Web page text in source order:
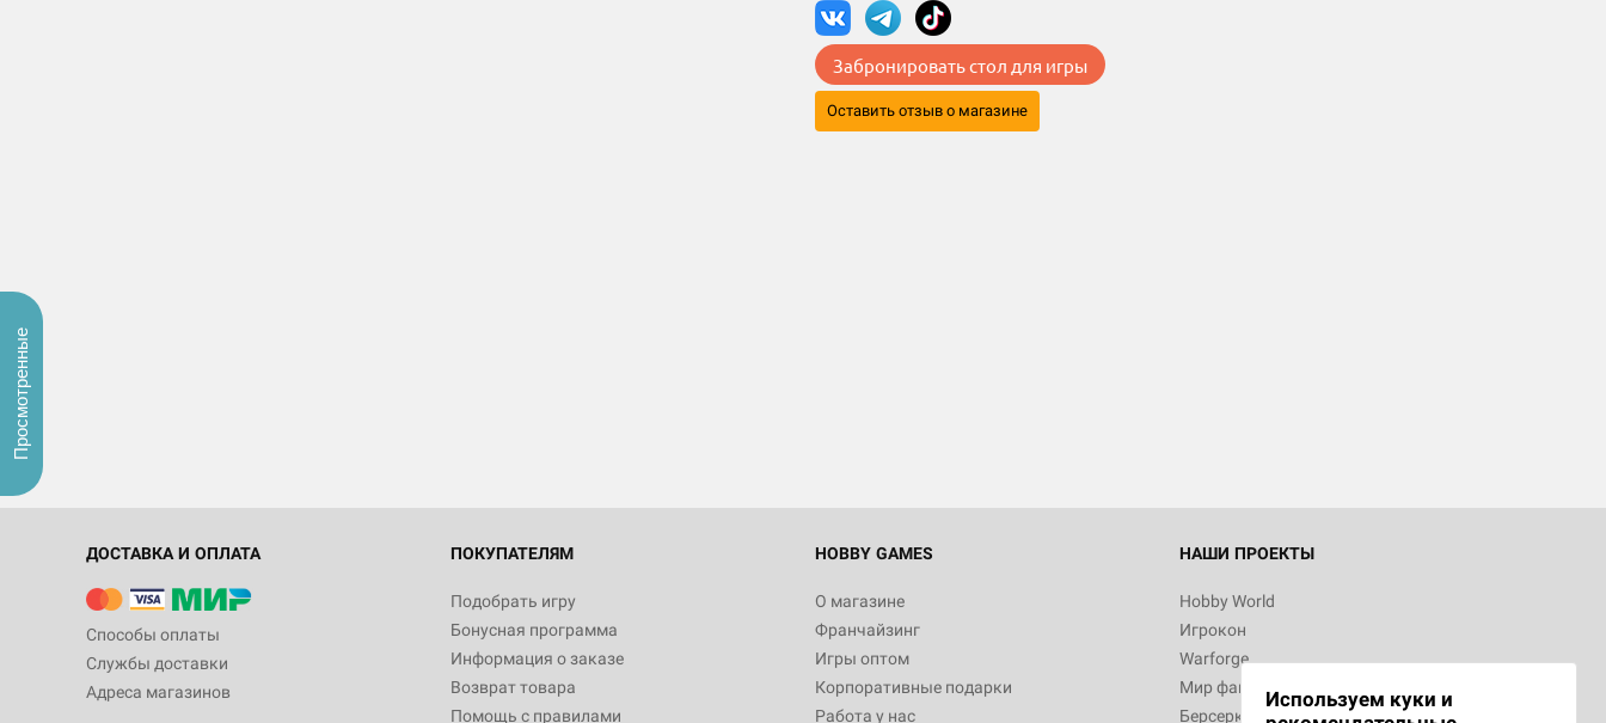
Забронировать стол для игры
Оставить отзыв о магазине
ДОСТАВКА И ОПЛАТА
Способы оплаты
Службы доставки
Адреса магазинов
ПОКУПАТЕЛЯМ
Подобрать игру
Бонусная программа
Информация о заказе
Возврат товара
Помощь с правилами
HOBBY GAMES
О магазине
Франчайзинг
Игры оптом
Корпоративные подарки
Работа у нас
НАШИ ПРОЕКТЫ
Hobby World
Игрокон
Warforge
Мир фантастики
Берсерк
Используем куки и
Просмотренные
12 990
Настольная игра Hobby World Берсерк.
3 490